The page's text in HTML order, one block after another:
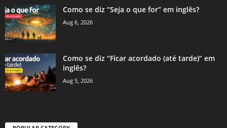
Como se diz “Seja o que for” em inglês?
Aug 6, 2026
Como se diz “Ficar acordado (até tarde)” em
inglês?
Aug 5, 2026